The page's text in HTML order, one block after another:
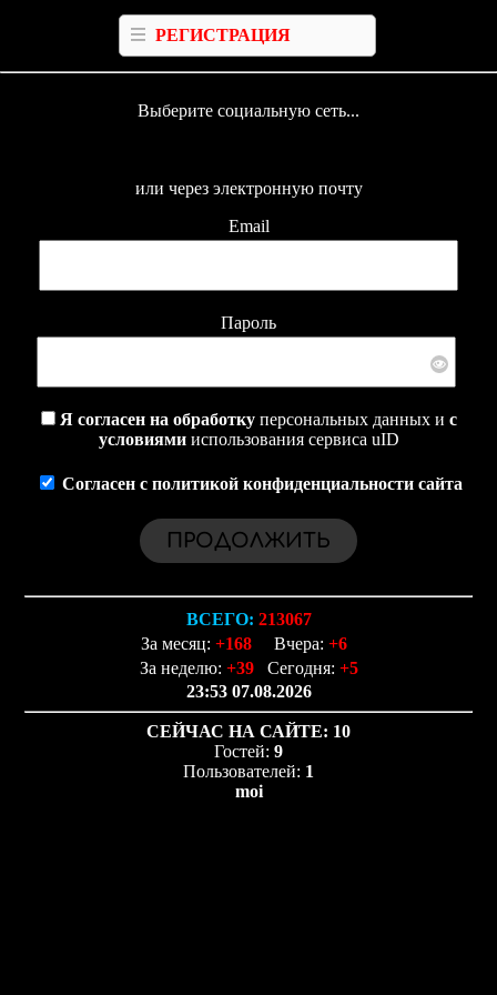
РЕГИСТРАЦИЯ
Выберите социальную сеть...
или через электронную почту
Email
Пароль
Я согласен на обработкуперсональных данных и с
условиямииспользования сервиса uID
Согласен с политикой конфиденциальности сайта
ВСЕГО: 213067
За месяц: +168 Вчера: +6
За неделю: +39 Сегодня: +5
23:53 07.08.2026
СЕЙЧАС НА САЙТЕ: 10
Гостей: 9
Пользователей: 1
moi